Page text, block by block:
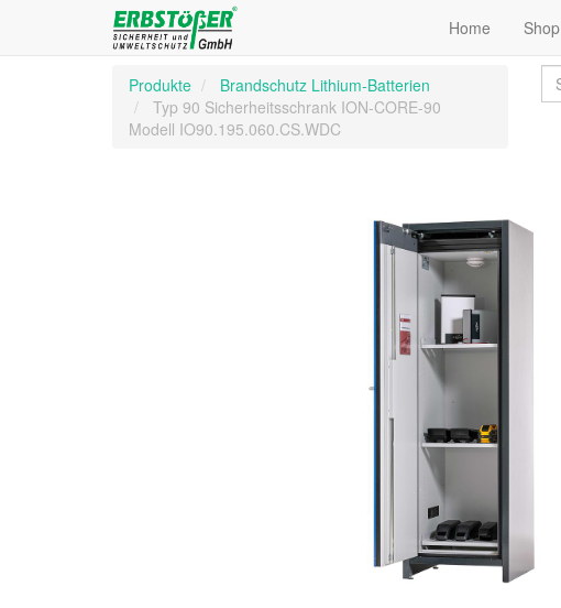
Home Shop
Produkte
Brandschutz Lithium-Batterien
Typ 90 Sicherheitsschrank ION-CORE-90
Modell IO90.195.060.CS.WDC